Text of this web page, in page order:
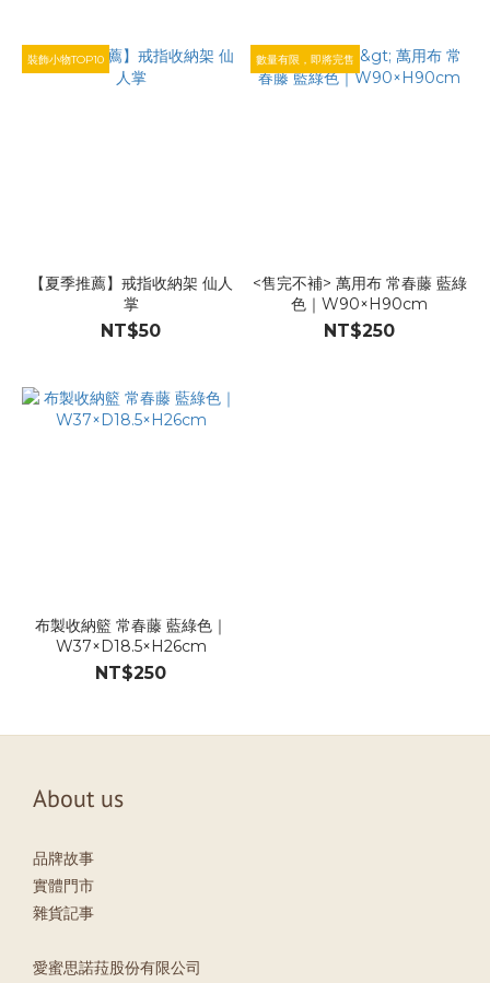
裝飾小物TOP10
【夏季推薦】戒指收納架 仙人
掌
NT$50
數量有限，即將完售
<售完不補> 萬用布 常春藤 藍綠
色｜W90×H90cm
NT$250
布製收納籃 常春藤 藍綠色｜
W37×D18.5×H26cm
NT$250
About us
品牌故事
實體門市
雜貨記事
愛蜜思諾菈股份有限公司